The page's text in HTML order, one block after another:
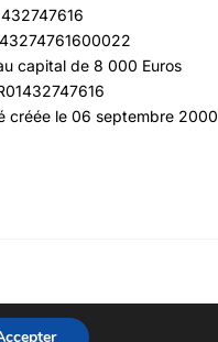
432747616
43274761600022
capital de 8 000 Euros
créée le 06 septembre 2000